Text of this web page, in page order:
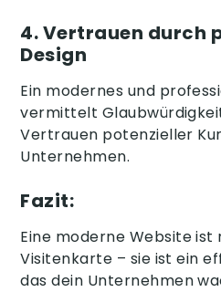
4.Vertrauen durch
Design
Ein modernes und
vermittelt
Vertrauen potenzieller
Unternehmen.
Fazit:
Eine moderne Website ist
Visitenkarte – sie ist ein
das dein Unternehmen